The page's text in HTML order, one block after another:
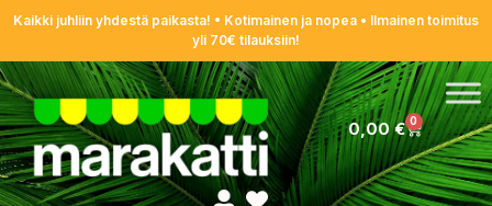
Kaikki juhliin yhdestä paikasta! • Kotimainen ja nopea • Ilmainen toimitus
yli 70€ tilauksiin!
0,00€ 0